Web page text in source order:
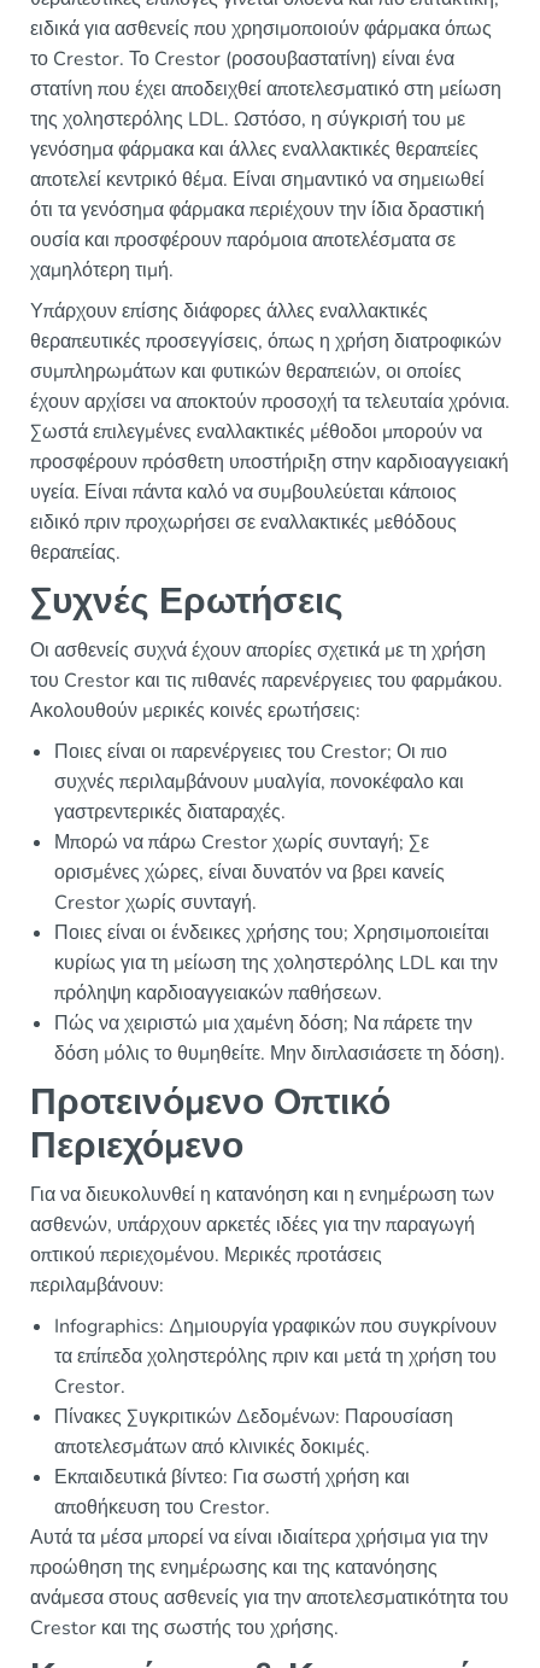
ειδικά για ασθενείς που χρησιμοποιούν φάρμακα όπως
το Crestor. Το Crestor (ροσουβαστατίνη) είναι ένα
στατίνη που έχει αποδειχθεί αποτελεσματικό στη μείωση
της χοληστερόλης LDL. Ωστόσο, η σύγκρισή του με
γενόσημα φάρμακα και άλλες εναλλακτικές θεραπείες
αποτελεί κεντρικό θέμα. Είναι σημαντικό να σημειωθεί
ότι τα γενόσημα φάρμακα περιέχουν την ίδια δραστική
ουσία και προσφέρουν παρόμοια αποτελέσματα σε
χαμηλότερη τιμή.
Υπάρχουν επίσης διάφορες άλλες εναλλακτικές
θεραπευτικές προσεγγίσεις, όπως η χρήση διατροφικών
συμπληρωμάτων και φυτικών θεραπειών, οι οποίες
έχουν αρχίσει να αποκτούν προσοχή τα τελευταία χρόνια.
Σωστά επιλεγμένες εναλλακτικές μέθοδοι μπορούν να
προσφέρουν πρόσθετη υποστήριξη στην καρδιοαγγειακή
υγεία. Είναι πάντα καλό να συμβουλεύεται κάποιος
ειδικό πριν προχωρήσει σε εναλλακτικές μεθόδους
θεραπείας.
Συχνές Ερωτήσεις
Οι ασθενείς συχνά έχουν απορίες σχετικά με τη χρήση
του Crestor και τις πιθανές παρενέργειες του φαρμάκου.
Ακολουθούν μερικές κοινές ερωτήσεις:
Ποιες είναι οι παρενέργειες του Crestor; Οι πιο
συχνές περιλαμβάνουν μυαλγία, πονοκέφαλο και
γαστρεντερικές διαταραχές.
Μπορώ να πάρω Crestor χωρίς συνταγή; Σε
ορισμένες χώρες, είναι δυνατόν να βρει κανείς
Crestor χωρίς συνταγή.
Ποιες είναι οι ένδεικες χρήσης του; Χρησιμοποιείται
κυρίως για τη μείωση της χοληστερόλης LDL και την
πρόληψη καρδιοαγγειακών παθήσεων.
Πώς να χειριστώ μια χαμένη δόση; Να πάρετε την
δόση μόλις το θυμηθείτε. Μην διπλασιάσετε τη δόση).
Προτεινόμενο Οπτικό
Περιεχόμενο
Για να διευκολυνθεί η κατανόηση και η ενημέρωση των
ασθενών, υπάρχουν αρκετές ιδέες για την παραγωγή
οπτικού περιεχομένου. Μερικές προτάσεις
περιλαμβάνουν:
Infographics: Δημιουργία γραφικών που συγκρίνουν
τα επίπεδα χοληστερόλης πριν και μετά τη χρήση του
Crestor.
Πίνακες Συγκριτικών Δεδομένων: Παρουσίαση
αποτελεσμάτων από κλινικές δοκιμές.
Εκπαιδευτικά βίντεο: Για σωστή χρήση και
αποθήκευση του Crestor.
Αυτά τα μέσα μπορεί να είναι ιδιαίτερα χρήσιμα για την
προώθηση της ενημέρωσης και της κατανόησης
ανάμεσα στους ασθενείς για την αποτελεσματικότητα του
Crestor και της σωστής του χρήσης.